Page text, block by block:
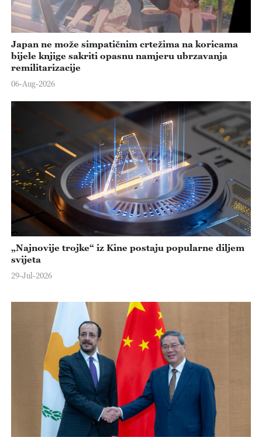
Japan ne može simpatičnim crtežima na koricama
bijele knjige sakriti opasnu namjeru ubrzavanja
remilitarizacije
06-Aug-2026
„Najnovije trojke“ iz Kine postaju popularne diljem
svijeta
29-Jul-2026